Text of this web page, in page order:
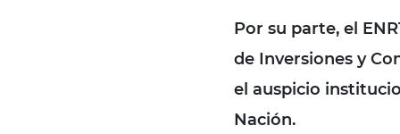
Por su parte, el
de Inversiones y
el auspicio
Nación.